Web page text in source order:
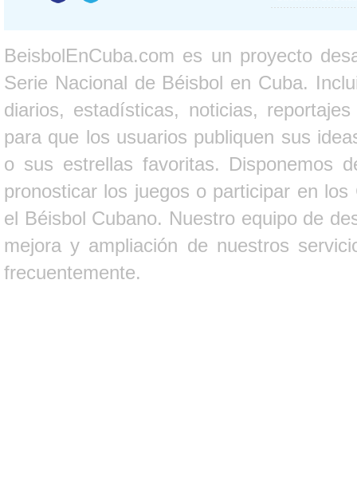
BeisbolEnCuba.com es un proyecto
Serie Nacional de Béisbol en Cuba.
diarios, estadísticas, noticias,
para que los usuarios publiquen sus
o sus estrellas favoritas. Disponemos
pronosticar los juegos o participar en
el Béisbol Cubano. Nuestro equipo de
mejora y ampliación de nuestros
frecuentemente.